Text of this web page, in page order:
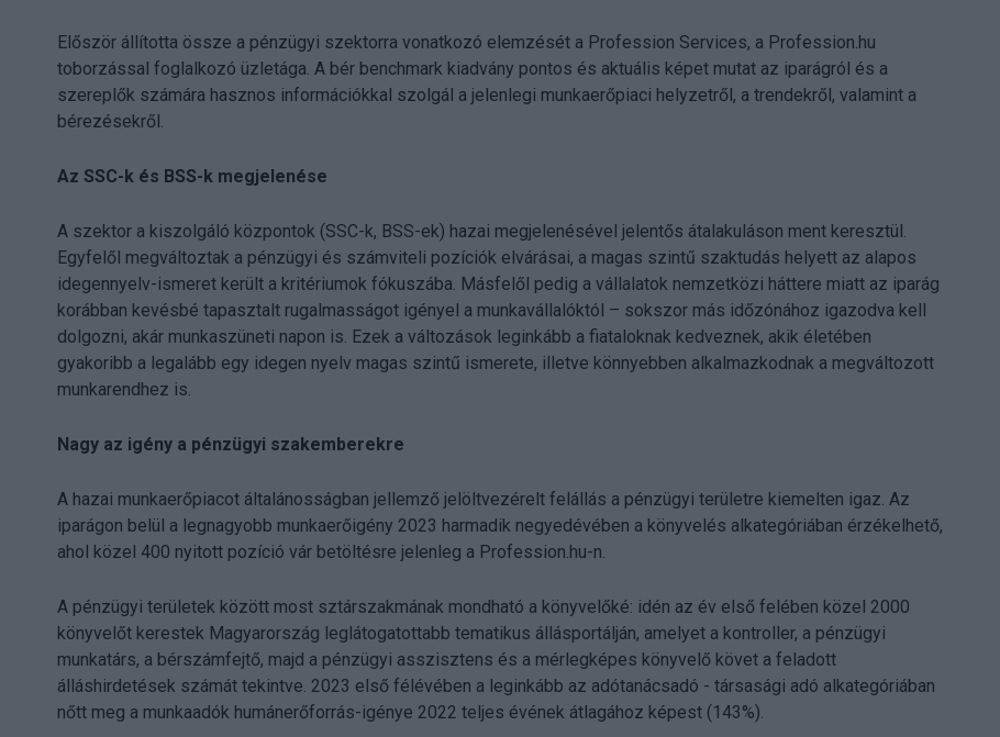
Először állította össze a pénzügyi szektorra vonatkozó elemzését a Profession Services, a Profession.hu
toborzással foglalkozó üzletága. A bér benchmark kiadvány pontos és aktuális képet mutat az iparágról és a
szereplők számára hasznos információkkal szolgál a jelenlegi munkaerőpiaci helyzetről, a trendekről, valamint a
bérezésekről.
Az SSC-k és BSS-k megjelenése
A szektor a kiszolgáló központok (SSC-k, BSS-ek) hazai megjelenésével jelentős átalakuláson ment keresztül.
Egyfelől megváltoztak a pénzügyi és számviteli pozíciók elvárásai, a magas szintű szaktudás helyett az alapos
idegennyelv-ismeret került a kritériumok fókuszába. Másfelől pedig a vállalatok nemzetközi háttere miatt az iparág
korábban kevésbé tapasztalt rugalmasságot igényel a munkavállalóktól – sokszor más időzónához igazodva kell
dolgozni, akár munkaszüneti napon is. Ezek a változások leginkább a fiataloknak kedveznek, akik életében
gyakoribb a legalább egy idegen nyelv magas szintű ismerete, illetve könnyebben alkalmazkodnak a megváltozott
munkarendhez is.
Nagy az igény a pénzügyi szakemberekre
A hazai munkaerőpiacot általánosságban jellemző jelöltvezérelt felállás a pénzügyi területre kiemelten igaz. Az
iparágon belül a legnagyobb munkaerőigény 2023 harmadik negyedévében a könyvelés alkategóriában érzékelhető,
ahol közel 400 nyitott pozíció vár betöltésre jelenleg a Profession.hu-n.
A pénzügyi területek között most sztárszakmának mondható a könyvelőké: idén az év első felében közel 2000
könyvelőt kerestek Magyarország leglátogatottabb tematikus állásportálján, amelyet a kontroller, a pénzügyi
munkatárs, a bérszámfejtő, majd a pénzügyi asszisztens és a mérlegképes könyvelő követ a feladott
álláshirdetések számát tekintve. 2023 első félévében a leginkább az adótanácsadó - társasági adó alkategóriában
nőtt meg a munkaadók humánerőforrás-igénye 2022 teljes évének átlagához képest (143%).